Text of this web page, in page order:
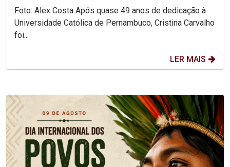
Foto: Alex Costa Após quase 49 anos de dedicação à
Universidade Católica de Pernambuco, Cristina Carvalho
foi...
LER MAIS